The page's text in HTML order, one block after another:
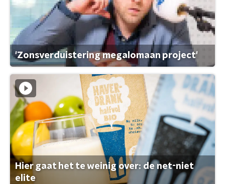
'Zonsverduistering megalomaan project'
Hier gaat het te weinig over: de net-niet
elite